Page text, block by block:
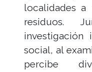
localidades
residuos.
investigación
social, al
percibe